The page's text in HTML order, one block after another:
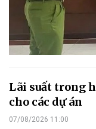
Lãi suất trong
cho các dự án
07/08/2026 11:00